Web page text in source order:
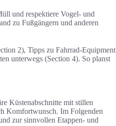
und respektiere Vogel- und
zu Fußgängern und anderen
2), Tipps zu Fahrrad-Equipment
unterwegs (Section 4). So planst
Küstenabschnitte mit stillen
Komfortwunsch. Im Folgenden
zur sinnvollen Etappen- und